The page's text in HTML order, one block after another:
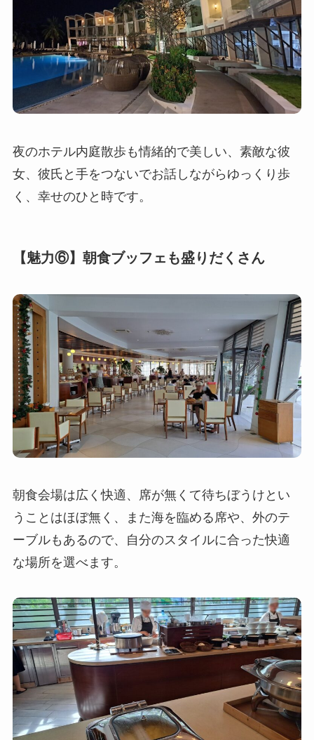
夜のホテル内庭散歩も情緒的で美しい、素敵な彼
女、彼氏と手をつないでお話しながらゆっくり歩
く、幸せのひと時です。
【魅力⑥】朝食ブッフェも盛りだくさん
朝食会場は広く快適、席が無くて待ちぼうけとい
うことはほぼ無く、また海を臨める席や、外のテ
ーブルもあるので、自分のスタイルに合った快適
な場所を選べます。